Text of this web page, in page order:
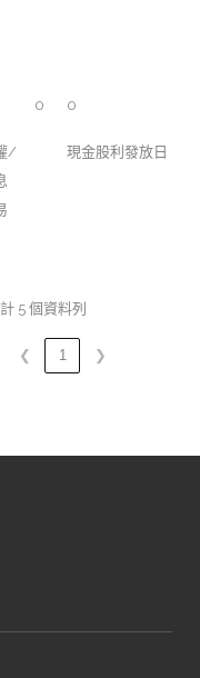
0 0
/
現金股利發放日
5 個資料列
❮ 1 ❯